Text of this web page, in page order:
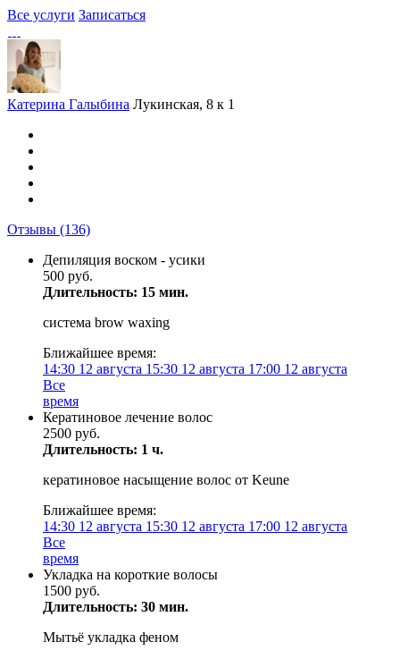
Все услуги Записаться
Катерина Галыбина Лукинская, 8 к 1
Отзывы (136)
Депиляция воском - усики
500 руб.
Длительность: 15 мин.
система brow waxing
Ближайшее время:
14:30 12 августа 15:30 12 августа 17:00 12 августа
Все
время
Кератиновое лечение волос
2500 руб.
Длительность: 1 ч.
кератиновое насыщение волос от Keune
Ближайшее время:
14:30 12 августа 15:30 12 августа 17:00 12 августа
Все
время
Укладка на короткие волосы
1500 руб.
Длительность: 30 мин.
Мытьё укладка феном